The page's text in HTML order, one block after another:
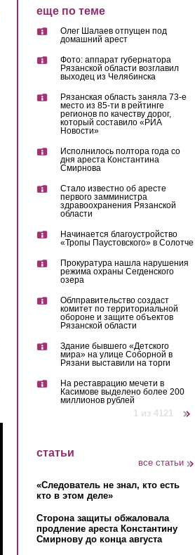
еще по теме
Олег Шалаев отпущен под
домашний арест
Фото: аппарат губернатора
Рязанской области возглавил
выходец из Челябинска
Рязанская область заняла 73-е
место из 85-ти в рейтинге
регионов по качеству дорог,
который составило «РИА
Новости»
Исполнилось полтора года со
дня ареста Константина
Смирнова
Стало известно об аресте
первого замминистра
здравоохранения Рязанской
области
Начинается благоустройство
«Тропы Паустовского» в Солотче
Прокуратура нашла нарушения
режима охраны Сегденского
озера
Облправительство создаст
комитет по территориальной
обороне и защите объектов
Рязанской области
Здание бывшего «Детского
мира» на улице Соборной в
Рязани выставили на торги
На реставрацию мечети в
Касимове выделено более 200
миллионов рублей
1 из 4121
статьи
все статьи
«Следователь не знал, кто есть
кто в этом деле»
Сторона защиты обжаловала
продление ареста Константину
Смирнову до конца августа